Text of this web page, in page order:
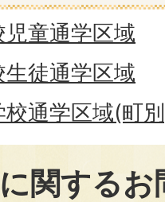
童通学区域
徒通学区域
通学区域(町
関する